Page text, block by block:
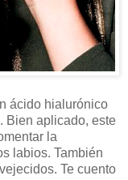
ácido hialurónico
Bien aplicado, este
la
labios. También
Te cuento